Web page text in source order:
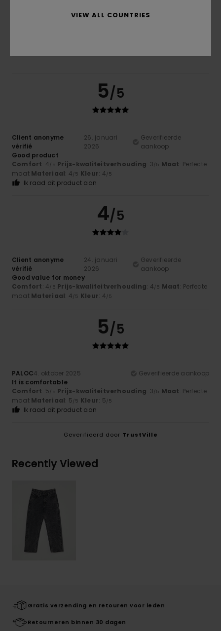
5/5
Client anonyme
vérifié
26. januari
2026
Geverifieerde
aankoop
Good product
Comfort: 4/5 Prijs-kwaliteitverhouding: 3/5 Maat: Perfecte
maat Materiaal: 4/5 Kleur: 4/5
Ik raad dit product aan
4/5
Client anonyme
vérifié
24. januari
2026
Geverifieerde
aankoop
Good value for money
Comfort: 4/5 Prijs-kwaliteitverhouding: 4/5 Maat: Perfecte
maat Materiaal: 4/5 Kleur: 4/5
5/5
PALOC4. oktober 2025
Geverifieerde aankoop
It is comfortable
Comfort: 5/5 Prijs-kwaliteitverhouding: 3/5 Maat: Perfecte
maat Materiaal: 5/5 Kleur: 5/5
Ik raad dit product aan
Geverifieerd door TrustVille
Recently Viewed
Gratis verzending en retouren voor leden
Retourneren binnen 30 dagen
VIEW ALL COUNTRIES